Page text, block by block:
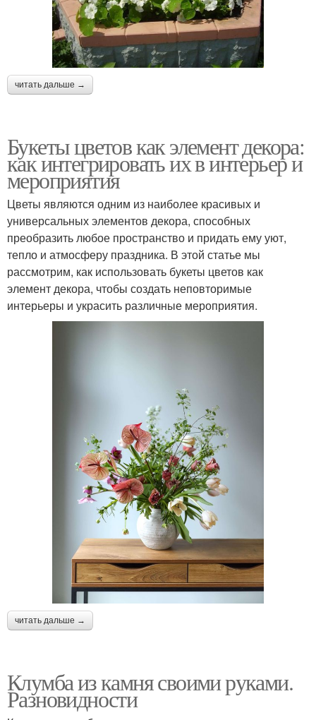
читать дальше →
Букеты цветов как элемент декора:
как интегрировать их в интерьер и
мероприятия
Цветы являются одним из наиболее красивых и
универсальных элементов декора, способных
преобразить любое пространство и придать ему уют,
тепло и атмосферу праздника. В этой статье мы
рассмотрим, как использовать букеты цветов как
элемент декора, чтобы создать неповторимые
интерьеры и украсить различные мероприятия.
читать дальше →
Клумба из камня своими руками.
Разновидности